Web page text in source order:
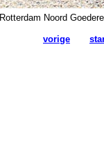
Rotterdam Noord
vorige